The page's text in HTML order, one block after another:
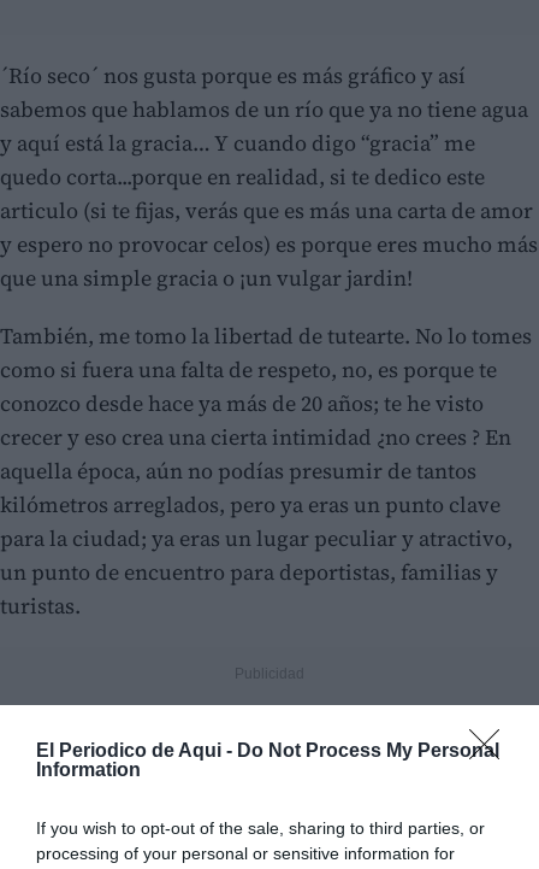
El Periodico de Aqui - Do Not Process My Personal
Information
If you wish to opt-out of the sale, sharing to third parties, or
processing of your personal or sensitive information for
´Río seco´ nos gusta porque es más gráfico y así
sabemos que hablamos de un río que ya no tiene agua
y aquí está la gracia… Y cuando digo “gracia” me
quedo corta...porque en realidad, si te dedico este
articulo (si te fijas, verás que es más una carta de amor
y espero no provocar celos) es porque eres mucho más
que una simple gracia o ¡un vulgar jardin!
También, me tomo la libertad de tutearte. No lo tomes
como si fuera una falta de respeto, no, es porque te
conozco desde hace ya más de 20 años; te he visto
crecer y eso crea una cierta intimidad ¿no crees ? En
aquella época, aún no podías presumir de tantos
kilómetros arreglados, pero ya eras un punto clave
para la ciudad; ya eras un lugar peculiar y atractivo,
un punto de encuentro para deportistas, familias y
turistas.